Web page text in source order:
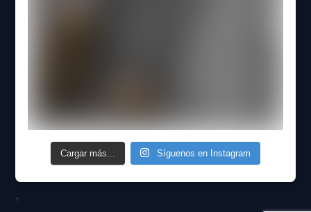
Cargar más... Síguenos en Instagram
↑